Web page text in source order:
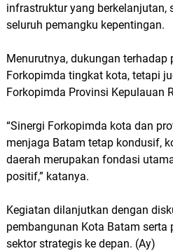
infrastruktur yang berkelanjutan,
seluruh pemangku kepentingan.
Menurutnya, dukungan
Forkopimda tingkat kota, tetapi
Forkopimda Provinsi Kepulauan
“Sinergi Forkopimda kota dan
menjaga Batam tetap kondusif,
daerah merupakan fondasi
positif,” katanya.
Kegiatan dilanjutkan dengan
pembangunan Kota Batam
sektor strategis ke depan. (Ay)